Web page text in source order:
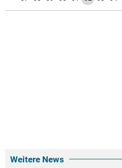
Weitere News